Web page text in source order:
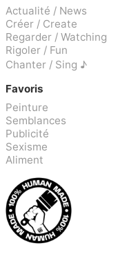
Actualité / News
Créer / Create
Regarder / Watching
Rigoler / Fun
Chanter / Sing ♪
Favoris
Peinture
Semblances
Publicité
Sexisme
Aliment